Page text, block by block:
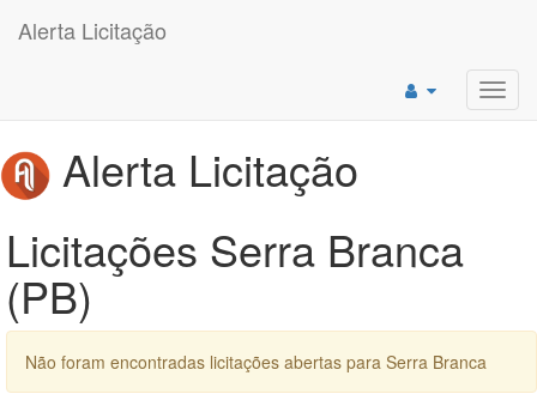
Alerta Licitação
Alerta Licitação
Licitações Serra Branca
(PB)
Não foram encontradas licitações abertas para Serra Branca